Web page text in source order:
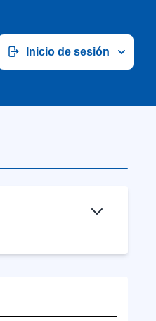
Inicio de sesión